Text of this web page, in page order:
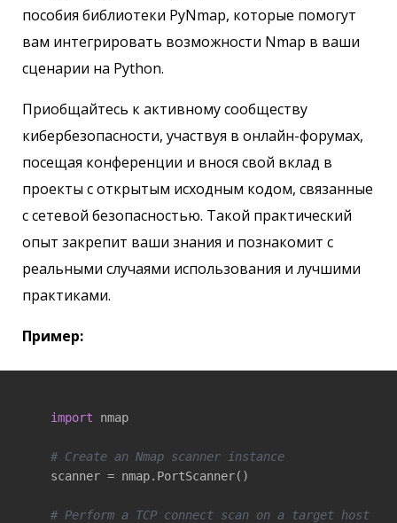
пособия библиотеки PyNmap, которые помогут
вам интегрировать возможности Nmap в ваши
сценарии на Python.
Приобщайтесь к активному сообществу
кибербезопасности, участвуя в онлайн-форумах,
посещая конференции и внося свой вклад в
проекты с открытым исходным кодом, связанные
с сетевой безопасностью. Такой практический
опыт закрепит ваши знания и познакомит с
реальными случаями использования и лучшими
практиками.
Пример:
import nmap
# Create an Nmap scanner instance
    scanner = nmap.PortScanner()
# Perform a TCP connect scan on a target host